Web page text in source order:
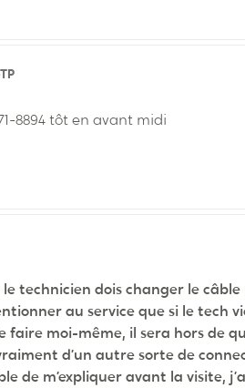
8894 tôt en avant midi
technicien dois changer le
au service que si le tech
moi-même, il sera hors de
d’un autre sorte de
de m’expliquer avant la visite,